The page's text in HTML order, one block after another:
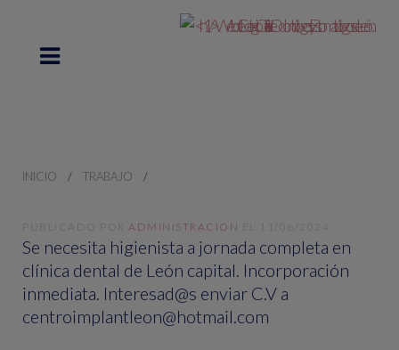
INICIO TRABAJO
PUBLICADO POR ADMINISTRACION EL 11/06/2024
Se necesita higienista a jornada completa en
clínica dental de León capital. Incorporación
inmediata. Interesad@s enviar C.V a
centroimplantleon@hotmail.com